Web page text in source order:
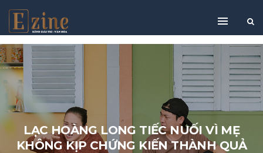
LẠC HOÀNG LONG TIẾC NUỐI VÌ MẸ
KHÔNG KỊP CHỨNG KIẾN THÀNH QUẢ